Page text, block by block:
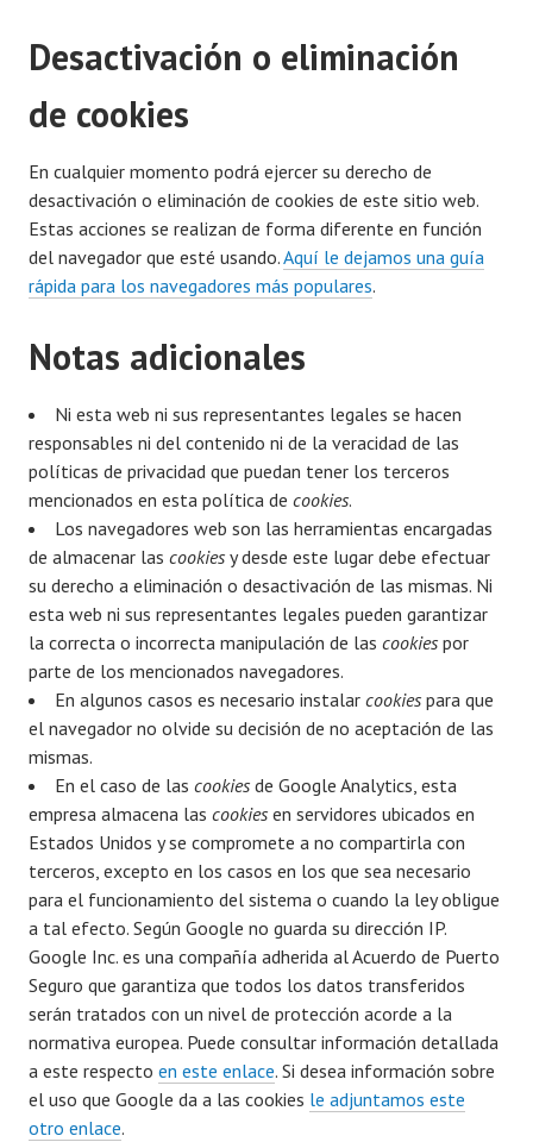
Desactivación o eliminación
de cookies
En cualquier momento podrá ejercer su derecho de
desactivación o eliminación de cookies de este sitio web.
Estas acciones se realizan de forma diferente en función
del navegador que esté usando.Aquí le dejamos una guía
rápida para los navegadores más populares.
Notas adicionales
Ni esta web ni sus representantes legales se hacen
responsables ni del contenido ni de la veracidad de las
políticas de privacidad que puedan tener los terceros
mencionados en esta política de cookies.
Los navegadores web son las herramientas encargadas
de almacenar las cookies y desde este lugar debe efectuar
su derecho a eliminación o desactivación de las mismas. Ni
esta web ni sus representantes legales pueden garantizar
la correcta o incorrecta manipulación de las cookies por
parte de los mencionados navegadores.
En algunos casos es necesario instalar cookies para que
el navegador no olvide su decisión de no aceptación de las
mismas.
En el caso de las cookies de Google Analytics, esta
empresa almacena las cookies en servidores ubicados en
Estados Unidos y se compromete a no compartirla con
terceros, excepto en los casos en los que sea necesario
para el funcionamiento del sistema o cuando la ley obligue
a tal efecto. Según Google no guarda su dirección IP.
Google Inc. es una compañía adherida al Acuerdo de Puerto
Seguro que garantiza que todos los datos transferidos
serán tratados con un nivel de protección acorde a la
normativa europea. Puede consultar información detallada
a este respecto en este enlace. Si desea información sobre
el uso que Google da a las cookies le adjuntamos este
otro enlace.